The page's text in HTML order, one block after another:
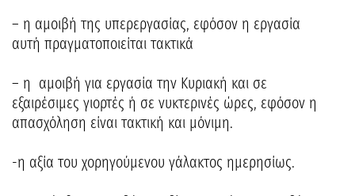
– η αμοιβή της υπερεργασίας, εφόσον η εργασία
αυτή πραγματοποιείται τακτικά
– η αμοιβή για εργασία την Κυριακή και σε
εξαιρέσιμες γιορτές ή σε νυκτερινές ώρες, εφόσον η
απασχόληση είναι τακτική και μόνιμη.
-η αξία του χορηγούμενου γάλακτος ημερησίως.